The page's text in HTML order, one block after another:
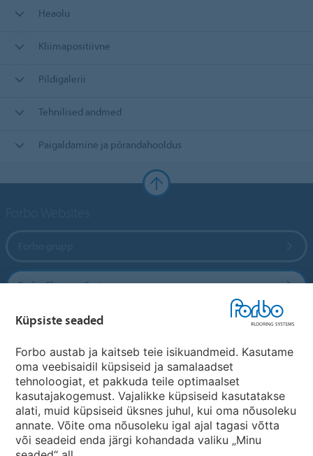
Heaolu
Kliimapositiivne
Pildigalerii
Tehnilised andmed
Paigaldamine ja põrandahooldus
Forbo Flooring Systems
Forbo Movement Systems
Riikide saidid
Vali oma riik
Küpsiste seaded
Forbo austab ja kaitseb teie isikuandmeid. Kasutame
oma veebisaidil küpsiseid ja samalaadset
tehnoloogiat, et pakkuda teile optimaalset
kasutajakogemust. Vajalikke küpsiseid kasutatakse
alati, muid küpsiseid üksnes juhul, kui oma nõusoleku
annate. Võite oma nõusoleku igal ajal tagasi võtta
või seadeid enda järgi kohandada valiku „Minu